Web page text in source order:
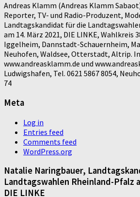
Andreas Klamm (Andreas Klamm
Reporter, TV- und Radio-Produzent,
Landtagskandidat für die
am 14. März 2021, DIE LINKE,
Iggelheim, Dannstadt-Schauernheim,
Neuhofen, Waldsee, Otterstadt, Altrip.
www.andreasklamm.de und
Ludwigshafen, Tel. 0621 5867 8054,
74
Meta
Log in
Entries feed
Comments feed
WordPress.org
Natalie Naringbauer,
Landtagswahlen Rheinland-Pfalz
DIE LINKE